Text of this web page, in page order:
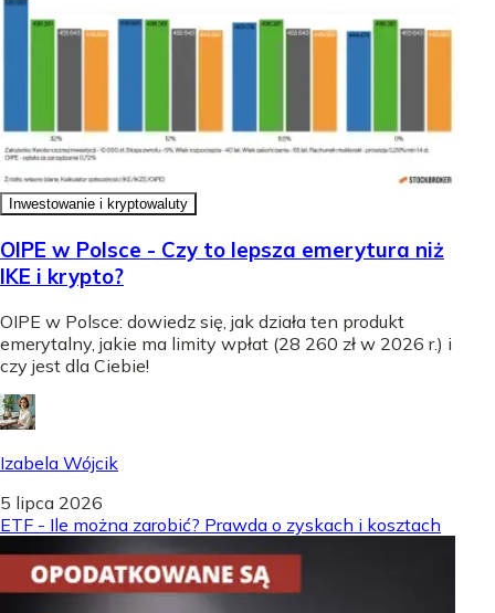
Inwestowanie i kryptowaluty
OIPE w Polsce - Czy to lepsza emerytura niż
IKE i krypto?
OIPE w Polsce: dowiedz się, jak działa ten produkt
emerytalny, jakie ma limity wpłat (28 260 zł w 2026 r.) i
czy jest dla Ciebie!
Izabela Wójcik
5 lipca 2026
ETF - Ile można zarobić? Prawda o zyskach i kosztach